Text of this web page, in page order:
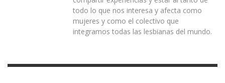
todo lo que nos interesa y afecta como
mujeres y como el colectivo que
integramos todas las lesbianas del mundo.